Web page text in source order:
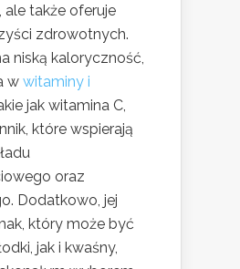
także oferuje
zdrowotnych.
niską kaloryczność,
w witaminy i
jak witamina C,
które wspierają
oraz
Dodatkowo, jej
który może być
jak i kwaśny,